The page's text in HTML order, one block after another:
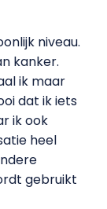
niveau.
kanker.
ik maar
dat ik iets
ik ook
heel
gebruikt